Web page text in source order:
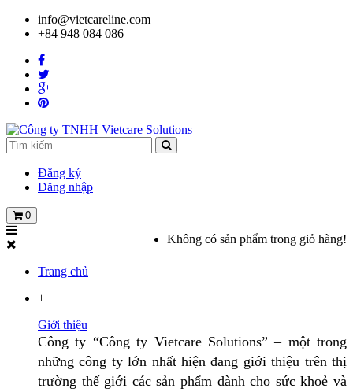
info@vietcareline.com
+84 948 084 086
Đăng ký
Đăng nhập
0
Không có sản phẩm trong giỏ hàng!
Trang chủ
+
Giới thiệu
Công ty “Công ty Vietcare Solutions” – một trong
những công ty lớn nhất hiện đang giới thiệu trên thị
trường thế giới các sản phẩm dành cho sức khoẻ và